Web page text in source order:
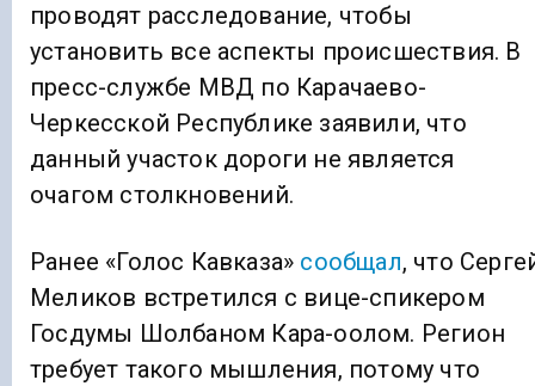
проводят расследование, чтобы
установить все аспекты происшествия. В
пресс-службе МВД по Карачаево-
Черкесской Республике заявили, что
данный участок дороги не является
очагом столкновений.
Ранее «Голос Кавказа» сообщал, что
Меликов встретился с вице-спикером
Госдумы Шолбаном Кара-оолом. Регион
требует такого мышления, потому что